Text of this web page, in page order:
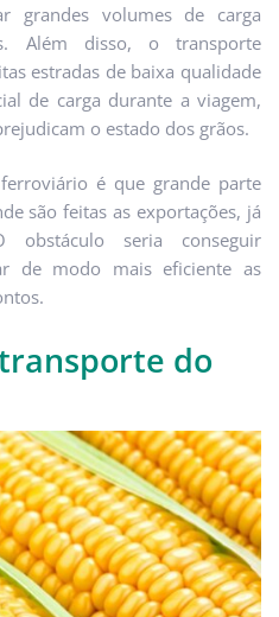
grandes volumes de carga
Além disso, o transporte
estradas de baixa qualidade
de carga durante a viagem,
o estado dos grãos.
é que grande parte
são feitas as exportações, já
obstáculo seria conseguir
de modo mais eficiente as
do